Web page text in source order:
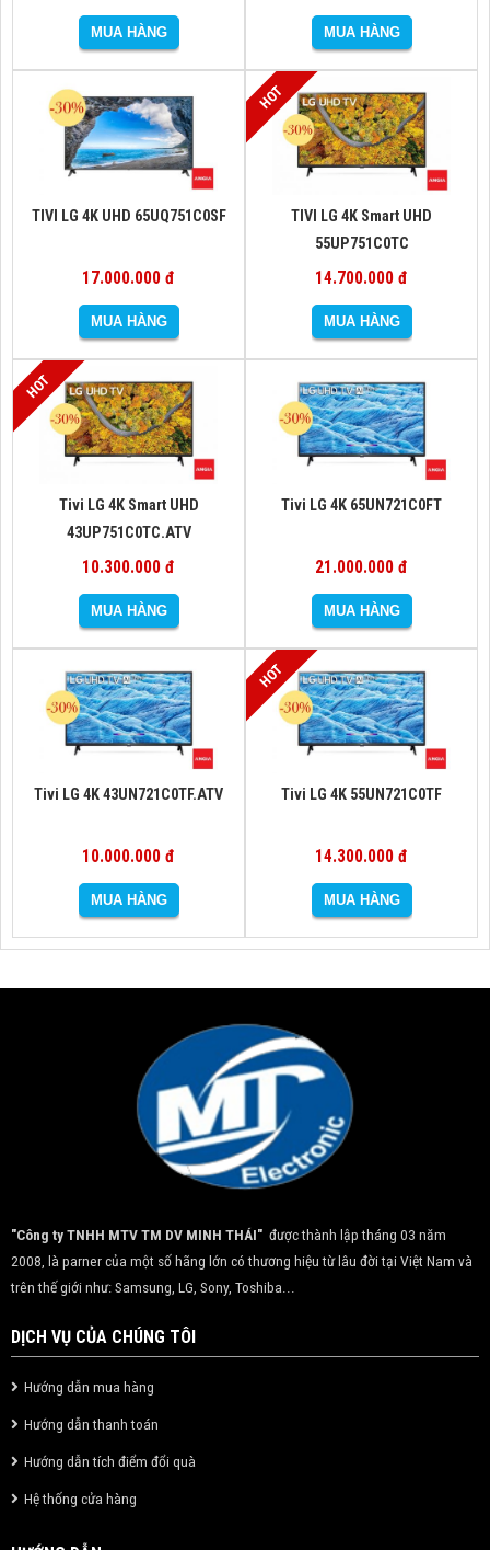
TIVI LG 4K UHD 65UQ751C0SF
17.000.000 đ
TIVI LG 4K Smart UHD
55UP751C0TC
14.700.000 đ
Tivi LG 4K Smart UHD
43UP751C0TC.ATV
10.300.000 đ
Tivi LG 4K 65UN721C0FT
21.000.000 đ
Tivi LG 4K 43UN721C0TF.ATV
10.000.000 đ
Tivi LG 4K 55UN721C0TF
14.300.000 đ
"Công ty TNHH MTV TM DV MINH THÁI" được thành lập tháng 03 năm
2008, là parner của một số hãng lớn có thương hiệu từ lâu đời tại Việt Nam và
trên thế giới như: Samsung, LG, Sony, Toshiba...
DỊCH VỤ CỦA CHÚNG TÔI
Hướng dẫn mua hàng
Hướng dẫn thanh toán
Hướng dẫn tích điểm đổi quà
Hệ thống cửa hàng